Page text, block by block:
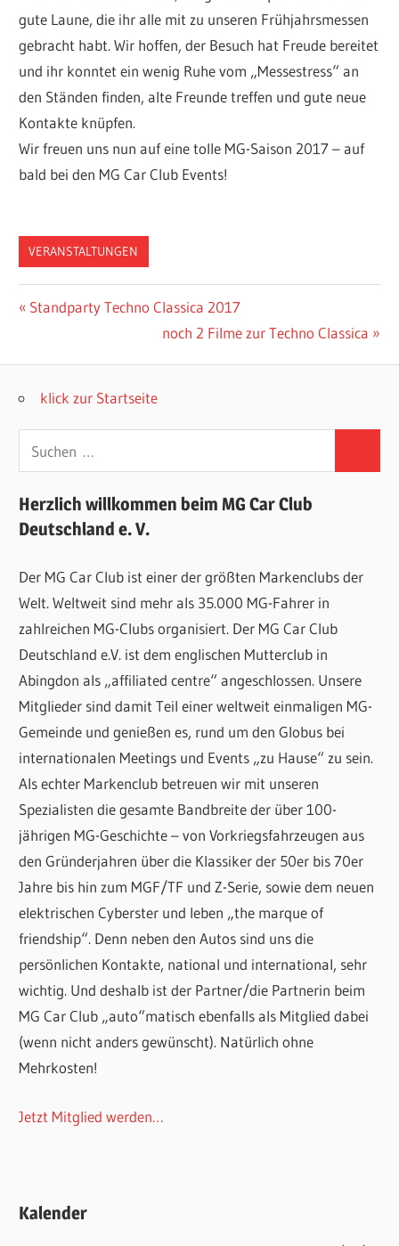
gute Laune, die ihr alle mit zu unseren Frühjahrsmessen
gebracht habt. Wir hoffen, der Besuch hat Freude bereitet
und ihr konntet ein wenig Ruhe vom „Messestress“ an
den Ständen finden, alte Freunde treffen und gute neue
Kontakte knüpfen.
Wir freuen uns nun auf eine tolle MG-Saison 2017 – auf
bald bei den MG Car Club Events!
VERANSTALTUNGEN
Beitragsnavigation
Vorheriger
Standparty Techno Classica 2017
Nächster
noch 2 Filme zur Techno Classica
klick zur Startseite
nach:
Herzlich willkommen beim MG Car Club
Deutschland e. V.
Der MG Car Club ist einer der größten Markenclubs der
Welt. Weltweit sind mehr als 35.000 MG-Fahrer in
zahlreichen MG-Clubs organisiert. Der MG Car Club
Deutschland e.V. ist dem englischen Mutterclub in
Abingdon als „affiliated centre“ angeschlossen. Unsere
Mitglieder sind damit Teil einer weltweit einmaligen MG-
Gemeinde und genießen es, rund um den Globus bei
internationalen Meetings und Events „zu Hause“ zu sein.
Als echter Markenclub betreuen wir mit unseren
Spezialisten die gesamte Bandbreite der über 100-
jährigen MG-Geschichte – von Vorkriegsfahrzeugen aus
den Gründerjahren über die Klassiker der 50er bis 70er
Jahre bis hin zum MGF/TF und Z-Serie, sowie dem neuen
elektrischen Cyberster und leben „the marque of
friendship“. Denn neben den Autos sind uns die
persönlichen Kontakte, national und international, sehr
wichtig. Und deshalb ist der Partner/die Partnerin beim
MG Car Club „auto“matisch ebenfalls als Mitglied dabei
(wenn nicht anders gewünscht). Natürlich ohne
Mehrkosten!
Jetzt Mitglied werden…
Kalender